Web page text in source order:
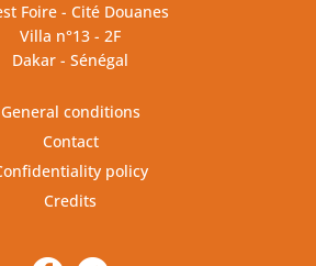
Foire - Cité Douanes
Villa n°13 - 2F
Dakar - Sénégal
General conditions
Contact
policy
Credits